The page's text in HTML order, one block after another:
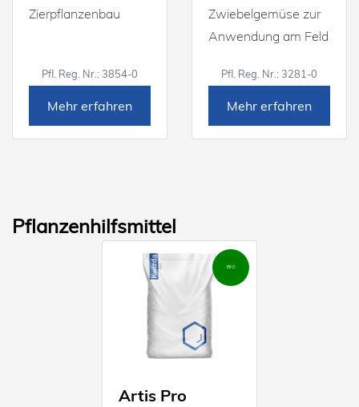
Zierpflanzenbau
Pfl. Reg. Nr.: 3854-0
Mehr erfahren
Zwiebelgemüse zur
Anwendung am Feld
Pfl. Reg. Nr.: 3281-0
Mehr erfahren
Pflanzenhilfsmittel
BIO
Artis Pro